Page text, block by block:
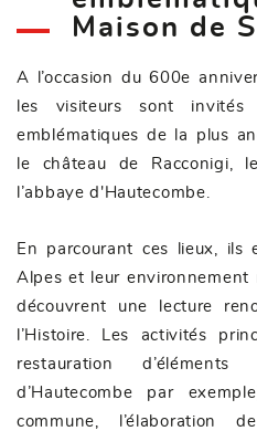
Maison de
A l’occasion du 600e
les visiteurs sont
emblématiques de la plus
le château de Racconigi,
l’abbaye d'Hautecombe.
En parcourant ces lieux, ils
Alpes et leur
découvrent une lecture
l’Histoire. Les activités
restauration
d’Hautecombe par
commune, l’élaboration